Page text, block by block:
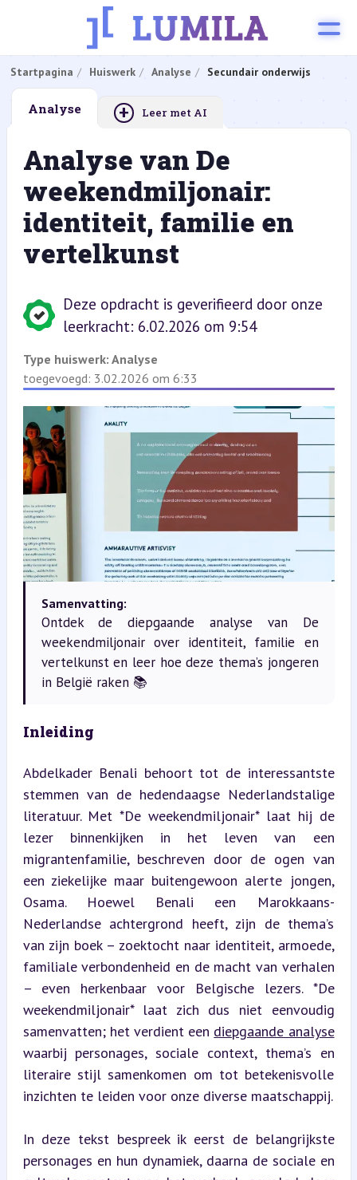
Startpagina Huiswerk Analyse Secundair onderwijs
Analyse + Leer met AI
Analyse van De
weekendmiljonair:
identiteit, familie en
vertelkunst
Deze opdracht is geverifieerd door onze
leerkracht: 6.02.2026 om 9:54
Type huiswerk: Analyse
toegevoegd: 3.02.2026 om 6:33
Samenvatting:
Ontdek de diepgaande analyse van De
weekendmiljonair over identiteit, familie en
vertelkunst en leer hoe deze thema’s jongeren
in België raken 📚
Inleiding
Abdelkader Benali behoort tot de interessantste
stemmen van de hedendaagse Nederlandstalige
literatuur. Met *De weekendmiljonair* laat hij de
lezer binnenkijken in het leven van een
migrantenfamilie, beschreven door de ogen van
een ziekelijke maar buitengewoon alerte jongen,
Osama. Hoewel Benali een Marokkaans-
Nederlandse achtergrond heeft, zijn de thema’s
van zijn boek – zoektocht naar identiteit, armoede,
familiale verbondenheid en de macht van verhalen
– even herkenbaar voor Belgische lezers. *De
weekendmiljonair* laat zich dus niet eenvoudig
samenvatten; het verdient een diepgaande analyse
waarbij personages, sociale context, thema’s en
literaire stijl samenkomen om tot betekenisvolle
inzichten te leiden voor onze diverse maatschappij.
In deze tekst bespreek ik eerst de belangrijkste
personages en hun dynamiek, daarna de sociale en